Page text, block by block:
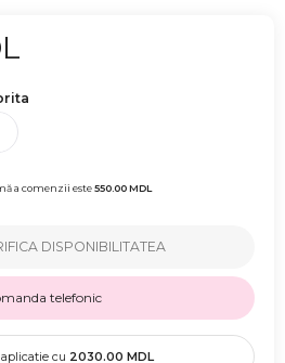
a comenzii este550.00MDL
DISPONIBILITATEA
telefonic
cu 2030.00 MDL